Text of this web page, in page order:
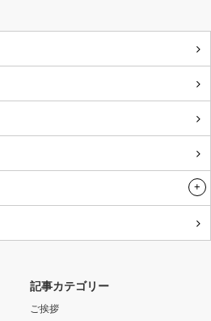
記事カテゴリー
ご挨拶